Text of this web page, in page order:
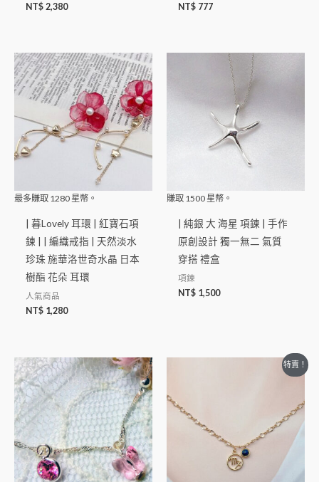
NT$ 2,380 NT$ 777
最多賺取 1280 星幣。
| 暮Lovely 耳環 | 紅寶石項
鍊 | | 編織戒指 | 天然淡水
珍珠 施華洛世奇水晶 日本
樹酯 花朵 耳環
人氣商品
NT$ 1,280
賺取 1500 星幣。
| 純銀 大 海星 項鍊 | 手作
原創設計 獨一無二 氣質
穿搭 禮盒
項鍊
NT$ 1,500
特賣！